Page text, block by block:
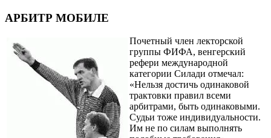
АРБИТР МОБИЛЕ
Почетный член лекторской
группы ФИФА, венгерский
рефери международной
категории Силади отмечал:
«Нельзя достичь одинаковой
трактовки правил всеми
арбитрами, быть одинаковыми.
Судьи тоже индивидуальности.
Им не по силам выполнять